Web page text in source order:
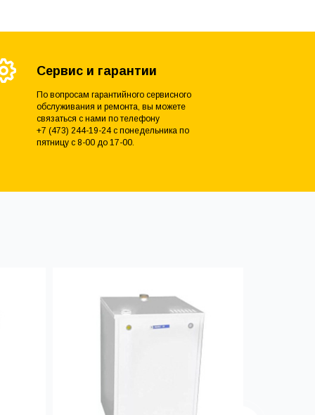
Сервис и гарантии
По вопросам гарантийного сервисного
обслуживания и ремонта, вы можете
связаться с нами по телефону
+7 (473) 244-19-24 с понедельника по
пятницу с 8-00 до 17-00.